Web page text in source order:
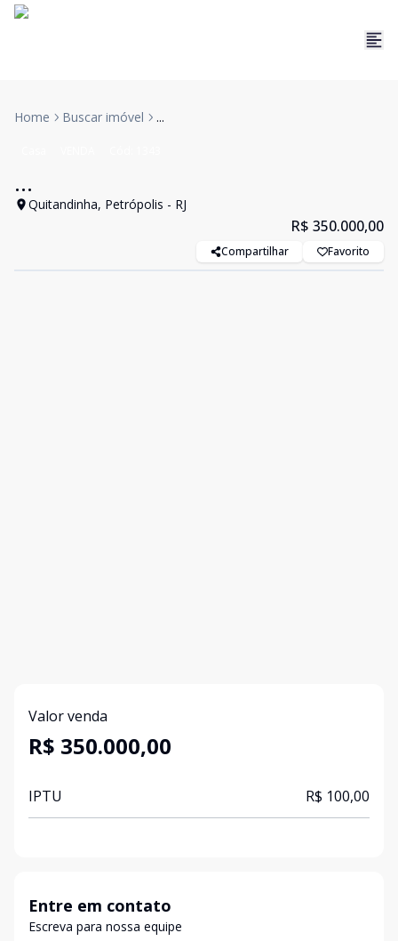
Home Buscar imóvel ...
...
Quitandinha, Petrópolis - RJ
R$ 350.000,00
Compartilhar Favorito
Valor venda
R$ 350.000,00
IPTU R$ 100,00
Entre em contato
Escreva para nossa equipe